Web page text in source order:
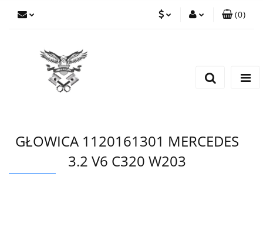
(0)
GŁOWICA 1120161301 MERCEDES
3.2 V6 C320 W203